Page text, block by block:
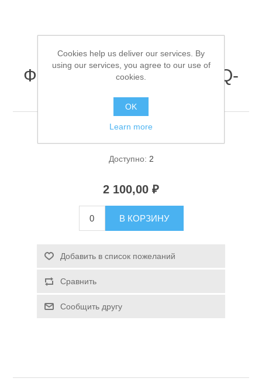
Аксессуары для лодок
Спасательные средства
Фонарь ручной Огонь HQ-
200-TG
Фонарь ручной Огонь HQ-200-TG
Доступно: 2
2 100,00 ₽
В КОРЗИНУ
Добавить в список пожеланий
Сравнить
Сообщить другу
Cookies help us deliver our services. By
using our services, you agree to our use of
cookies.
OK
Learn more